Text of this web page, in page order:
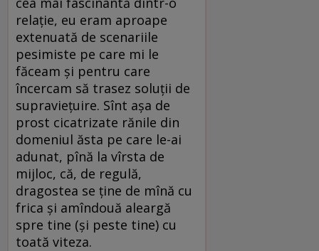
relație, eu eram aproape
extenuată de scenariile
pesimiste pe care mi le
făceam și pentru care
încercam să trasez soluții de
supraviețuire. Sînt așa de
prost cicatrizate rănile din
domeniul ăsta pe care le-ai
adunat, pînă la vîrsta de
mijloc, că, de regulă,
dragostea se ține de mînă cu
frica și amîndouă aleargă
spre tine (și peste tine) cu
toată viteza.